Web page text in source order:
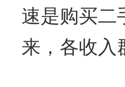
速是购买二
来，各收入